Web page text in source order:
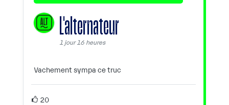
L'alternateur
1 jour 16 heures
Vachement sympa ce truc
20